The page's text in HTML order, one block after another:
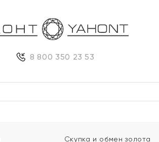
8 800 350 23 53
Скупка и обмен золота